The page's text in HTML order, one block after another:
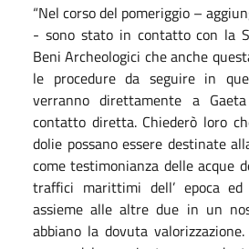
“Nel corso del pomeriggio –
- sono stato in contatto con la
Beni Archeologici che anche
le procedure da seguire in
verranno direttamente a
contatto diretta. Chiederò loro
dolie possano essere destinate
come testimonianza delle acque
traffici marittimi dell’ epoca ed
assieme alle altre due in un
abbiano la dovuta